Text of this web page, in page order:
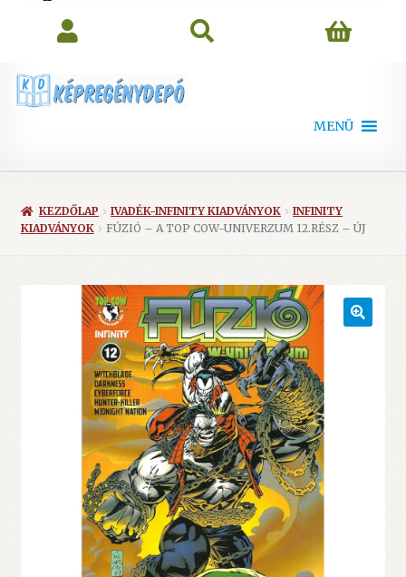
MENÜ
KEZDŐLAP IVADÉK-INFINITY KIADVÁNYOK
INFINITY
KIADVÁNYOK
FÚZIÓ – A TOP COW-UNIVERZUM 12.RÉSZ – ÚJ